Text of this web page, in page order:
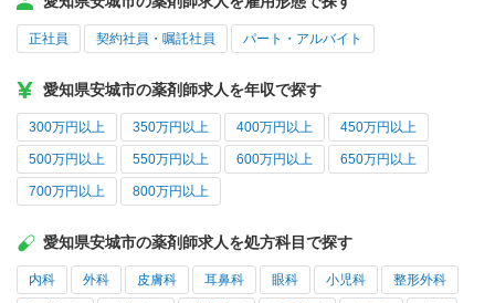
正社員 契約社員・嘱託社員 パート・アルバイト
愛知県安城市の薬剤師求人を年収で探す
300万円以上 350万円以上 400万円以上 450万円以上
500万円以上 550万円以上 600万円以上 650万円以上
700万円以上 800万円以上
愛知県安城市の薬剤師求人を処方科目で探す
内科 外科 皮膚科 耳鼻科 眼科 小児科 整形外科